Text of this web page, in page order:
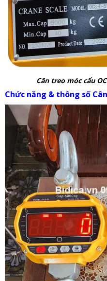
Cân treo móc cẩu
Chức năng & thông số